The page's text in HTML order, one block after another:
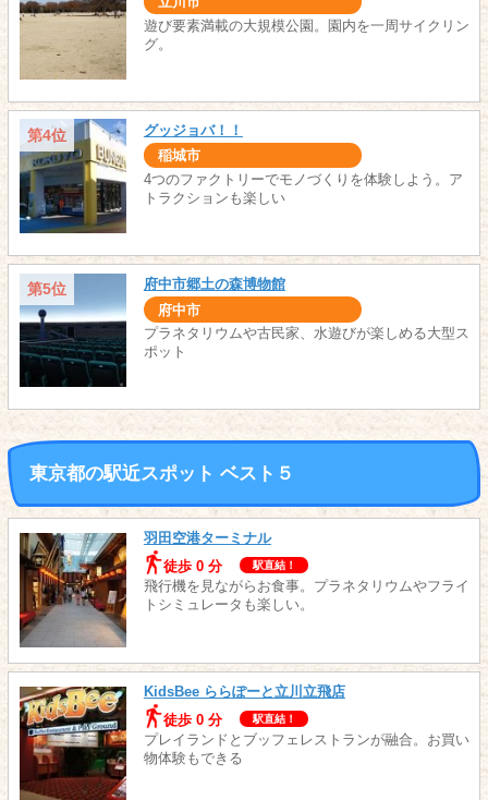
遊び要素満載の大規模公園。園内を一周サイクリン
グ。
第4位 グッジョバ！！
稲城市
4つのファクトリーでモノづくりを体験しよう。ア
トラクションも楽しい
第5位 府中市郷土の森博物館
府中市
プラネタリウムや古民家、水遊びが楽しめる大型ス
ポット
東京都の駅近スポット ベスト５
羽田空港ターミナル
徒歩 0 分
駅直結！
飛行機を見ながらお食事。プラネタリウムやフライ
トシミュレータも楽しい。
KidsBee ららぽーと立川立飛店
徒歩 0 分
駅直結！
プレイランドとブッフェレストランが融合。お買い
物体験もできる